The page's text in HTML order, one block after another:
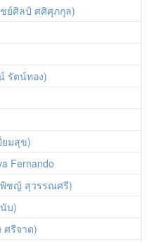
ย์ศิลป์ ศศิศุภกุล)
รัตน์ทอง)
ยมสุข)
Fernando
พิชญ์ สุวรรณศรี)
บ)
ศรีจาด)